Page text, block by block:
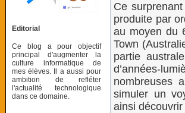
Editorial
Ce blog a pour objectif
principal d'augmenter la
culture informatique de
mes élèves. Il a aussi pour
ambition de refléter
l'actualité technologique
dans ce domaine.
Ce
produite par
au moyen du
Town
partie
d’années-
nombreuses
simuler un
ainsi découvrir